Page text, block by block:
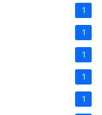
1
1
1
1
1